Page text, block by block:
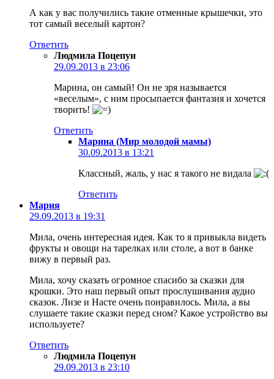
А как у вас получились такие отменные крышечки, это
тот самый веселый картон?
Ответить
Людмила Поцепун
29.09.2013 в 23:06
Марина, он самый! Он не зря называется
«веселым», с ним просыпается фантазия и хочется
творить!
Ответить
Марина (Мир молодой мамы)
30.09.2013 в 13:21
Классный, жаль, у нас я такого не видала
Ответить
Мария
29.09.2013 в 19:31
Мила, очень интересная идея. Как то я привыкла видеть
фрукты и овощи на тарелках или столе, а вот в банке
вижу в первый раз.
Мила, хочу сказать огромное спасибо за сказки для
крошки. Это наш первый опыт прослушивания аудио
сказок. Лизе и Насте очень понравилось. Мила, а вы
слушаете такие сказки перед сном? Какое устройство вы
используете?
Ответить
Людмила Поцепун
29.09.2013 в 23:10